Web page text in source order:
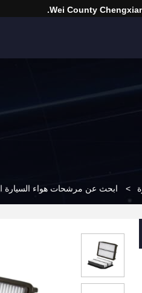
Wei County
> ابحث عن مرشحات هواء السيارة